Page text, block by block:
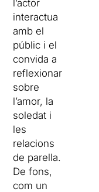
l’actor
interactua
amb el
públic i el
convida a
reflexionar
sobre
l’amor, la
soledat i
les
relacions
de parella.
De fons,
com un